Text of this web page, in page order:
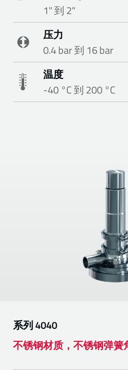
1" 到 2"
压力
0.4 bar 到 16 bar
温度
-40 °C 到 200 °C
系列4040
不锈钢材质，不锈钢弹簧